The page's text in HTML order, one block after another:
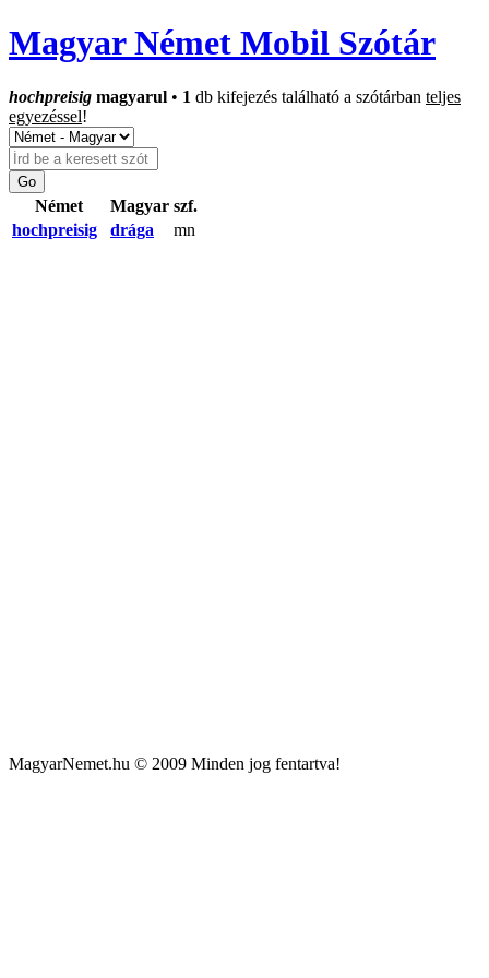
Magyar Német Mobil Szótár
hochpreisig magyarul • 1 db kifejezés található a szótárban teljes
egyezéssel!
Német Magyar szf.
hochpreisig
drága mn
MagyarNemet.hu © 2009 Minden jog fentartva!